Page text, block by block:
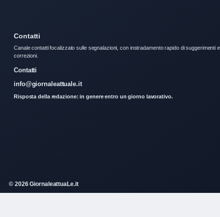
Contatti
Canale contatti focalizzato sulle segnalazioni, con instradamento rapido di suggerimenti e
correzioni.
Contatti
info@giornaleattuale.it
Risposta della redazione: in genere entro un giorno lavorativo.
© 2026 GiornaleattuaLe.it